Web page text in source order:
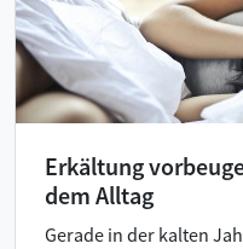
Erkältung
dem Alltag
Gerade in der kalten